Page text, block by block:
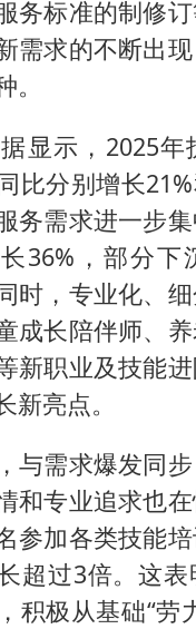
务标准的制修
需求的不断出
显示，2025年
比分别增长
务需求进一步
36%，部分下
时，专业化、
成长陪伴师、
新职业及技能
新亮点。
与需求爆发同
和专业追求也
参加各类技能
超过3倍。这
积极从基础“劳